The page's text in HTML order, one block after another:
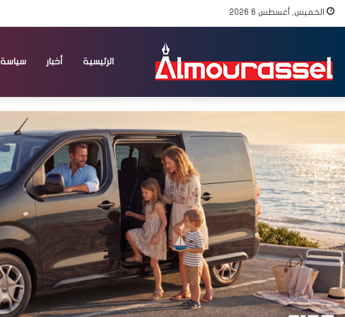
الخميس, أغسطس 6 2026
الرئيسية أخبار سياسة